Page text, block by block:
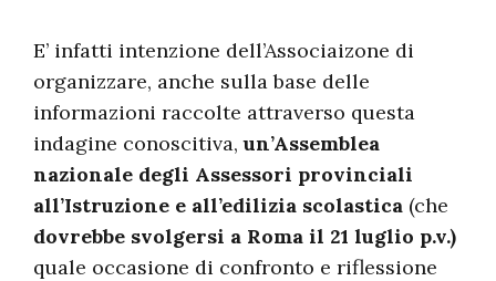
E’ infatti intenzione dell’Associaizone di
organizzare, anche sulla base delle
informazioni raccolte attraverso questa
indagine conoscitiva,un’Assemblea
nazionale degli Assessori provinciali
all’Istruzione e all’edilizia scolastica (che
dovrebbe svolgersi a Roma il 21 luglio p.v.)
quale occasione di confronto e riflessione